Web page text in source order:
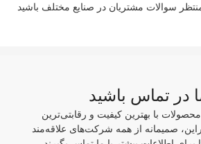
سوالات مشتریان در صنایع مختلف باشید
در تماس باشید
محصولات با بهترین کیفیت و رقابتی‌ترین
صمیمانه از همه شرکت‌های علاقه‌مند